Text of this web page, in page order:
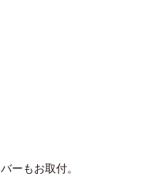
ーもお取付。